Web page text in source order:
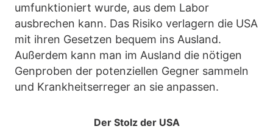
umfunktioniert wurde, aus dem Labor
ausbrechen kann. Das Risiko verlagern die USA
mit ihren Gesetzen bequem ins Ausland.
Außerdem kann man im Ausland die nötigen
Genproben der potenziellen Gegner sammeln
und Krankheitserreger an sie anpassen.
Der Stolz der USA